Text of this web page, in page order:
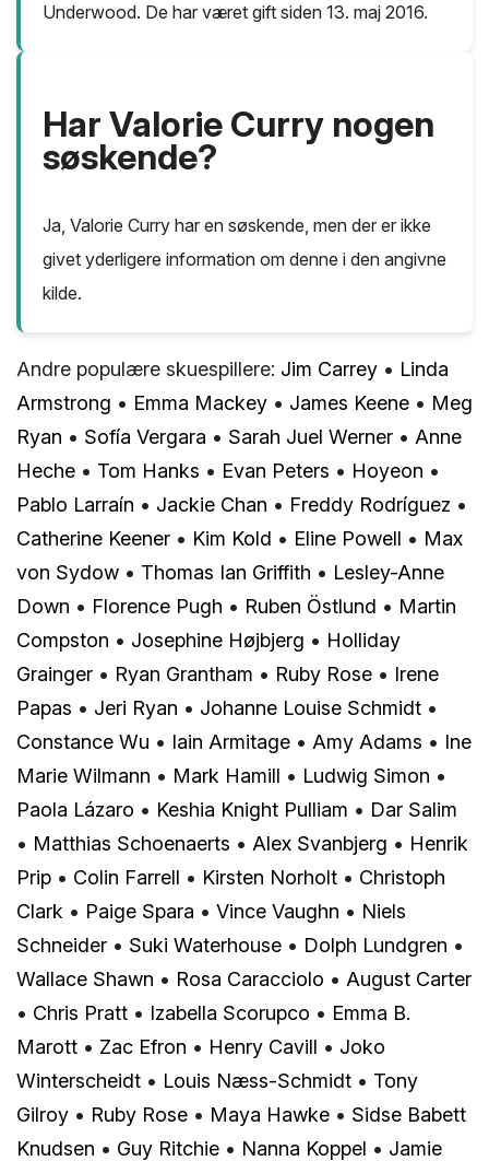
Underwood. De har været gift siden 13. maj 2016.
Har Valorie Curry nogen
søskende?
Ja, Valorie Curry har en søskende, men der er ikke
givet yderligere information om denne i den angivne
kilde.
Andre populære skuespillere: Jim Carrey • Linda
Armstrong • Emma Mackey • James Keene • Meg
Ryan • Sofía Vergara • Sarah Juel Werner • Anne
Heche • Tom Hanks • Evan Peters • Hoyeon •
Pablo Larraín • Jackie Chan • Freddy Rodríguez •
Catherine Keener • Kim Kold • Eline Powell • Max
von Sydow • Thomas Ian Griffith • Lesley-Anne
Down • Florence Pugh • Ruben Östlund • Martin
Compston • Josephine Højbjerg • Holliday
Grainger • Ryan Grantham • Ruby Rose • Irene
Papas • Jeri Ryan • Johanne Louise Schmidt •
Constance Wu • Iain Armitage • Amy Adams • Ine
Marie Wilmann • Mark Hamill • Ludwig Simon •
Paola Lázaro • Keshia Knight Pulliam • Dar Salim
• Matthias Schoenaerts • Alex Svanbjerg • Henrik
Prip • Colin Farrell • Kirsten Norholt • Christoph
Clark • Paige Spara • Vince Vaughn • Niels
Schneider • Suki Waterhouse • Dolph Lundgren •
Wallace Shawn • Rosa Caracciolo • August Carter
• Chris Pratt • Izabella Scorupco • Emma B.
Marott • Zac Efron • Henry Cavill • Joko
Winterscheidt • Louis Næss-Schmidt • Tony
Gilroy • Ruby Rose • Maya Hawke • Sidse Babett
Knudsen • Guy Ritchie • Nanna Koppel • Jamie